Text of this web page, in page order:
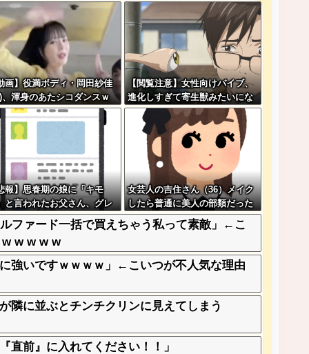
画】役満ボディ・岡田紗佳
、渾身のあたシコダンスｗ
ｗｗｗ
【閲覧注意】女性向けバイブ、
進化しすぎて寄生獣みたいにな
ってしまう・・・
報】思春期の娘に「キモ
と言われたお父さん、グレ
ｗｗｗｗｗｗ
女芸人の吉住さん（36）メイク
したら普通に美人の部類だった
と判明ｗｗｗｗｗｗｗｗｗ
ファード一括で買えちゃう私って素敵」←こ
w w w w w
強いですｗｗｗｗ」←こいつが不人気な理由
隣に並ぶとチンチクリンに見えてしまう
直前』に入れてください！！」